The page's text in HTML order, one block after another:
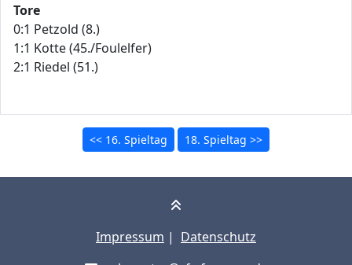
Tore
0:1 Petzold (8.)
1:1 Kotte (45./Foulelfer)
2:1 Riedel (51.)
<< 16. Spieltag 18. Spieltag >>
Impressum | Datenschutz